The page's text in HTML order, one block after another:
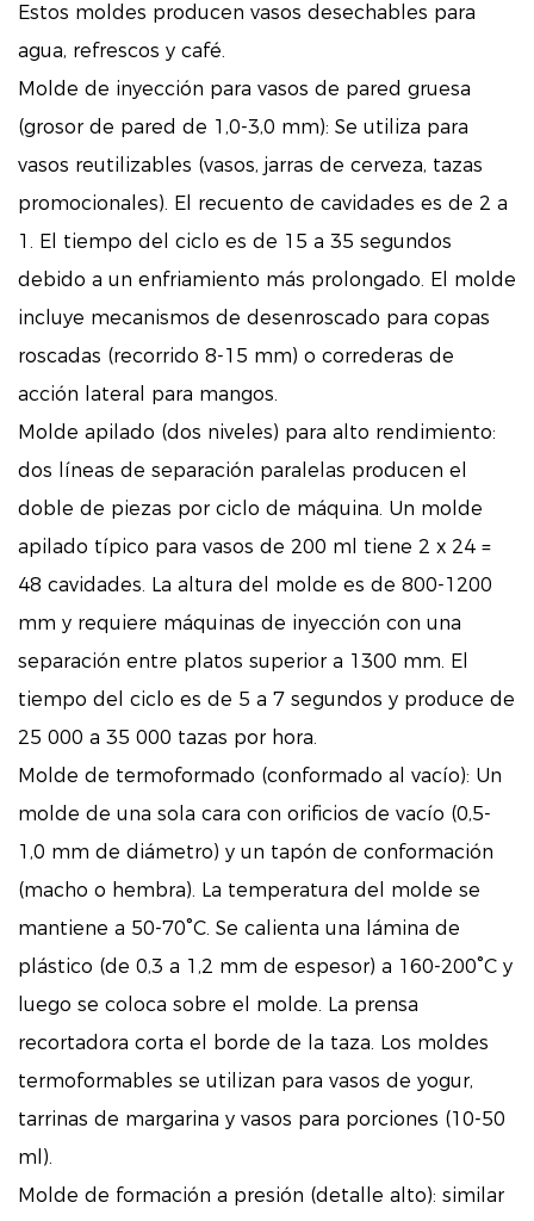
Estos moldes producen vasos desechables para
agua, refrescos y café.
Molde de inyección para vasos de pared gruesa
(grosor de pared de 1,0-3,0 mm): Se utiliza para
vasos reutilizables (vasos, jarras de cerveza, tazas
promocionales). El recuento de cavidades es de 2 a
1. El tiempo del ciclo es de 15 a 35 segundos
debido a un enfriamiento más prolongado. El molde
incluye mecanismos de desenroscado para copas
roscadas (recorrido 8-15 mm) o correderas de
acción lateral para mangos.
Molde apilado (dos niveles) para alto rendimiento:
dos líneas de separación paralelas producen el
doble de piezas por ciclo de máquina. Un molde
apilado típico para vasos de 200 ml tiene 2 x 24 =
48 cavidades. La altura del molde es de 800-1200
mm y requiere máquinas de inyección con una
separación entre platos superior a 1300 mm. El
tiempo del ciclo es de 5 a 7 segundos y produce de
25 000 a 35 000 tazas por hora.
Molde de termoformado (conformado al vacío): Un
molde de una sola cara con orificios de vacío (0,5-
1,0 mm de diámetro) y un tapón de conformación
(macho o hembra). La temperatura del molde se
mantiene a 50-70°C. Se calienta una lámina de
plástico (de 0,3 a 1,2 mm de espesor) a 160-200°C y
luego se coloca sobre el molde. La prensa
recortadora corta el borde de la taza. Los moldes
termoformables se utilizan para vasos de yogur,
tarrinas de margarina y vasos para porciones (10-50
ml).
Molde de formación a presión (detalle alto): similar